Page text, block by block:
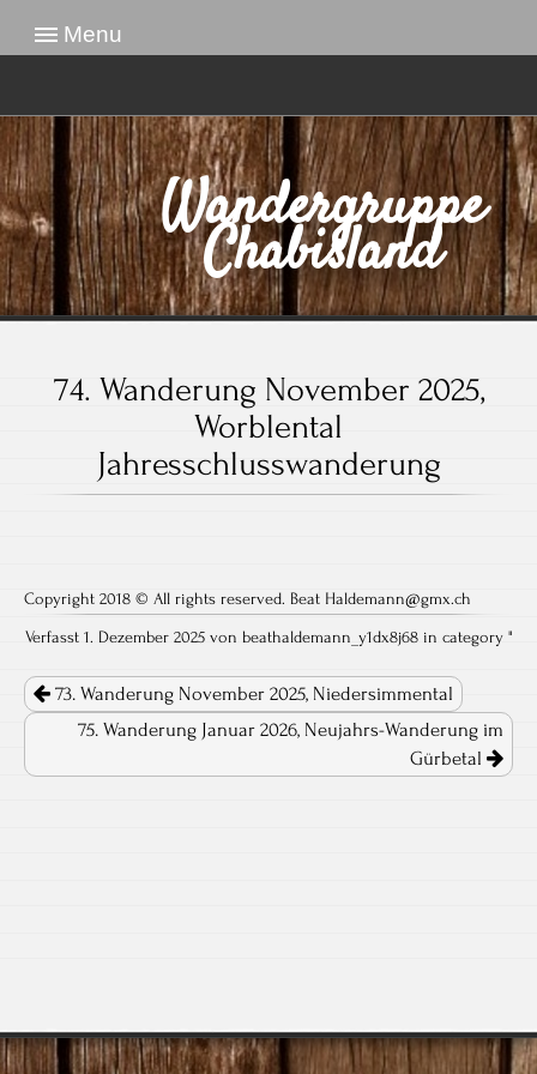
Menu
Wandergruppe
Chabisland
74. Wanderung November 2025,
Worblental
Jahresschlusswanderung
Copyright 2018 © All rights reserved. Beat Haldemann@gmx.ch
Verfasst 1. Dezember 2025 von beathaldemann_y1dx8j68 in category "
Post navigation
73. Wanderung November 2025, Niedersimmental
75. Wanderung Januar 2026, Neujahrs-Wanderung im
Gürbetal